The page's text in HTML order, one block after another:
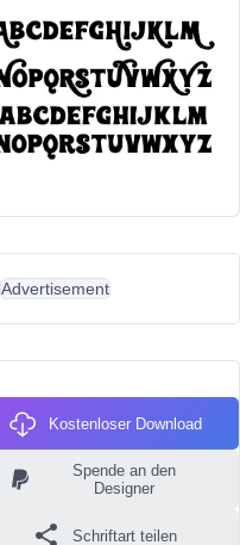
Advertisement
Kostenloser Download
Spende an den
Designer
Schriftart teilen